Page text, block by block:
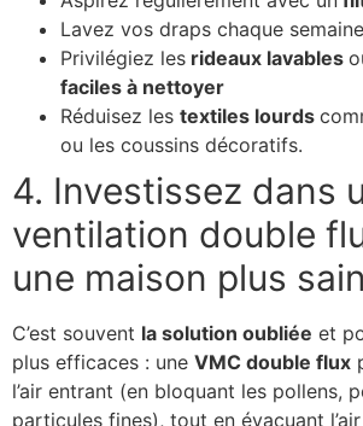
Lavez vos draps chaque
Privilégiez les rideaux lavables
faciles à nettoyer
Réduisez les textiles lourds
ou les coussins décoratifs.
4. Investissez dans
ventilation double
une maison plus
C’est souvent la solution oubliée et
plus efficaces : une VMC double flux
l’air entrant (en bloquant les pollens,
particules fines), tout en évacuant